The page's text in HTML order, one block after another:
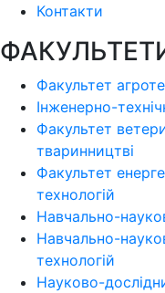
Контакти
Факультет
Інженерно-
Факультет
тваринництві
Факультет
технологій
Навчально-
Навчально-
технологій
Науково-